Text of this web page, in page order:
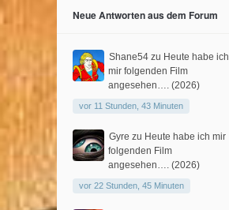
Neue Antworten aus dem Forum
Shane54 zu Heute habe ich
mir folgenden Film
angesehen…. (2026)
vor 11 Stunden, 43 Minuten
Gyre zu Heute habe ich mir
folgenden Film
angesehen…. (2026)
vor 22 Stunden, 45 Minuten